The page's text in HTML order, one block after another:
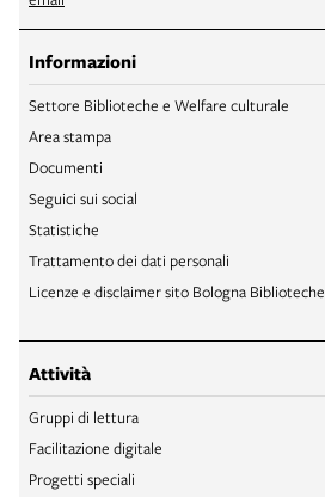
Informazioni
Settore Biblioteche e Welfare culturale
Area stampa
Documenti
Seguici sui social
Statistiche
Trattamento dei dati personali
Licenze e disclaimer sito Bologna Biblioteche
Attività
Gruppi di lettura
Facilitazione digitale
Progetti speciali